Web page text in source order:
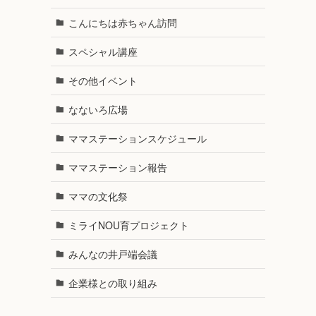
こんにちは赤ちゃん訪問
スペシャル講座
その他イベント
なないろ広場
ママステーションスケジュール
ママステーション報告
ママの文化祭
ミライNOU育プロジェクト
みんなの井戸端会議
企業様との取り組み